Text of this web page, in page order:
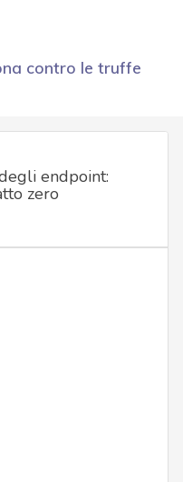
contro le truffe
endpoint:
zero